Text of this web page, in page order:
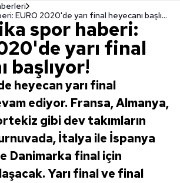
Son dakika spor haberi: EURO 2020'de yarı final heyecanı başlıyor!
spor haberi:
yarı final
başlıyor!
heyecan yarı final
ediyor. Fransa, Almanya,
gibi dev takımların
İtalya ile İspanya
Danimarka final için
Yarı final ve final